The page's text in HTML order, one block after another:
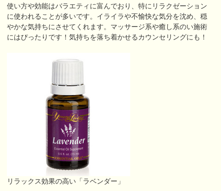
使い方や効能はバラエティに富んでおり、特にリラクゼーション
に使われることが多いです。イライラや不愉快な気分を沈め、穏
やかな気持ちにさせてくれます。マッサージ系や癒し系のい施術
にはぴったりです！気持ちを落ち着かせるカウンセリングにも！
リラックス効果の高い「ラベンダー」